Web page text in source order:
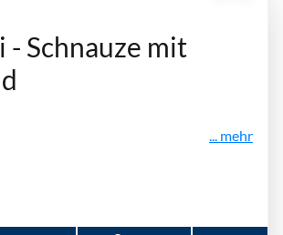
- Schnauze mit
... mehr